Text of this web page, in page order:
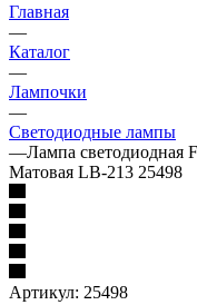
Главная
—
Каталог
—
Лампочки
—
Светодиодные лампы
—Лампа светодиодная
Матовая LB-213 25498
Артикул: 25498